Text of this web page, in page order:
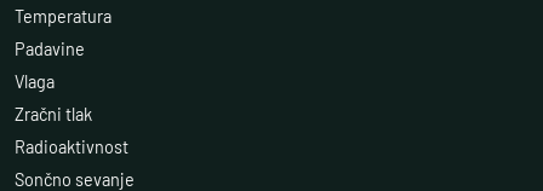
Temperatura
Padavine
Vlaga
Zračni tlak
Radioaktivnost
Sončno sevanje